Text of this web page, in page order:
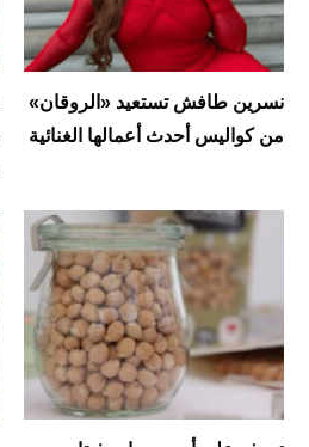
نسرين طافش تستعيد «الروقان»
من كواليس أحدث أعمالها الغنائية